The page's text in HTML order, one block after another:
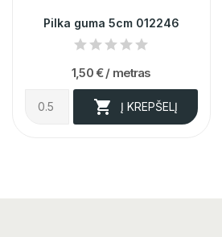
Pilka guma 5cm 012246
1,50 € / metras
 Į KREPŠELĮ